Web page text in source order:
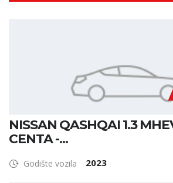
NISSAN QASHQAI 1.3
CENTA -...
Godište vozila 2023